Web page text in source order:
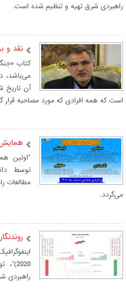
راهبردی شرق تهیه و تنظیم شده است.
نقد و
کتاب
می‌باشد،
آن تاریخ
است که همه افرادی که مورد مصاحبه قرار
همایش
"اولین
توسط
می‌گردد.
راهبردی